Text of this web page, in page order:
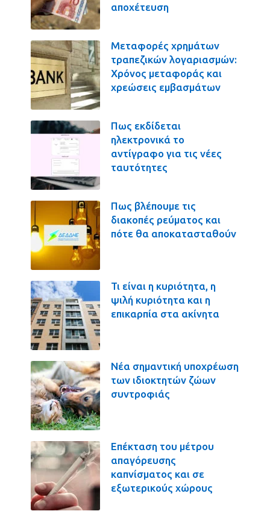
αποχέτευση
Μεταφορές χρημάτων
τραπεζικών λογαριασμών:
Χρόνος μεταφοράς και
χρεώσεις εμβασμάτων
Πως εκδίδεται
ηλεκτρονικά το
αντίγραφο για τις νέες
ταυτότητες
Πως βλέπουμε τις
διακοπές ρεύματος και
πότε θα αποκατασταθούν
Τι είναι η κυριότητα, η
ψιλή κυριότητα και η
επικαρπία στα ακίνητα
Νέα σημαντική υποχρέωση
των ιδιοκτητών ζώων
συντροφιάς
Επέκταση του μέτρου
απαγόρευσης
καπνίσματος και σε
εξωτερικούς χώρους